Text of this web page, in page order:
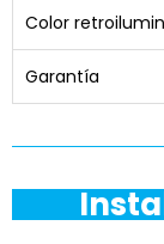
Color
Garantía